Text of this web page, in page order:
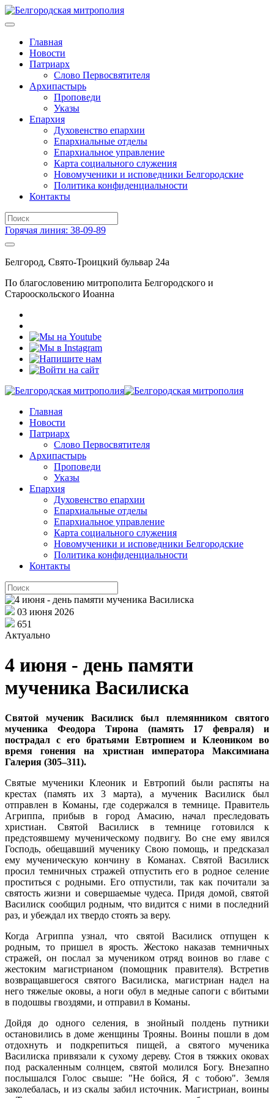
Главная
Новости
Патриарх
Слово Первосвятителя
Архипастырь
Проповеди
Указы
Епархия
Духовенство епархии
Епархиальные отделы
Епархиальное управление
Карта социального служения
Новомученики и исповедники Белгородские
Политика конфиденциальности
Контакты
Горячая линия: 38-09-89
Белгород, Свято-Троицкий бульвар 24а
По благословению митрополита Белгородского и
Старооскольского Иоанна
Главная
Новости
Патриарх
Слово Первосвятителя
Архипастырь
Проповеди
Указы
Епархия
Духовенство епархии
Епархиальные отделы
Епархиальное управление
Карта социального служения
Новомученики и исповедники Белгородские
Политика конфиденциальности
Контакты
03 июня 2026
651
Актуально
4 июня - день памяти
мученика Василиска
Святой мученик Василиск был племянником святого
мученика Феодора Тирона (память 17 февраля) и
пострадал с его братьями Евтропием и Клеоником во
время гонения на христиан императора Максимиана
Галерия (305–311).
Святые мученики Клеоник и Евтропий были распяты на
крестах (память их 3 марта), а мученик Василиск был
отправлен в Команы, где содержался в темнице. Правитель
Агриппа, прибыв в город Амасию, начал преследовать
христиан. Святой Василиск в темнице готовился к
предстоявшему мученическому подвигу. Во сне ему явился
Господь, обещавший мученику Свою помощь, и предсказал
ему мученическую кончину в Команах. Святой Василиск
просил темничных стражей отпустить его в родное селение
проститься с родными. Его отпустили, так как почитали за
святость жизни и совершаемые чудеса. Придя домой, святой
Василиск сообщил родным, что видится с ними в последний
раз, и убеждал их твердо стоять за веру.
Когда Агриппа узнал, что святой Василиск отпущен к
родным, то пришел в ярость. Жестоко наказав темничных
стражей, он послал за мучеником отряд воинов во главе с
жестоким магистрианом (помощник правителя). Встретив
возвращавшегося святого Василиска, магистриан надел на
него тяжелые оковы, а ноги обул в медные сапоги с вбитыми
в подошвы гвоздями, и отправил в Команы.
Дойдя до одного селения, в знойный полдень путники
остановились в доме женщины Трояны. Воины пошли в дом
отдохнуть и подкрепиться пищей, а святого мученика
Василиска привязали к сухому дереву. Стоя в тяжких оковах
под раскаленным солнцем, святой молился Богу. Внезапно
послышался Голос свыше: "Не бойся, Я с тобою". Земля
заколебалась, и из скалы забил источник. Магистриан, воины